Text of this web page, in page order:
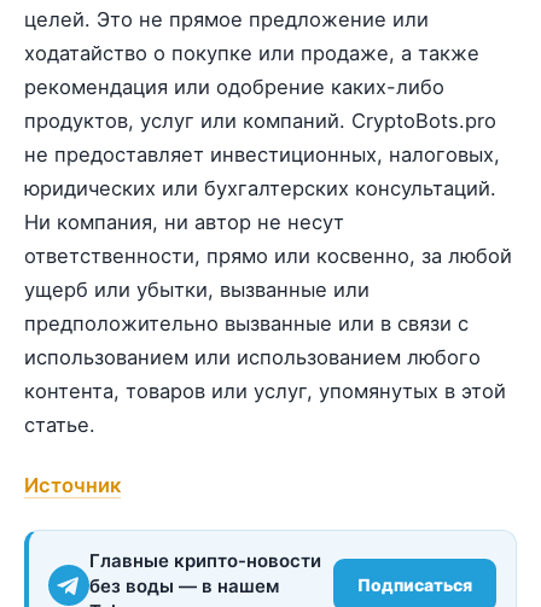
целей. Это не прямое предложение или
ходатайство о покупке или продаже, а также
рекомендация или одобрение каких-либо
продуктов, услуг или компаний. CryptoBots.pro
не предоставляет инвестиционных, налоговых,
юридических или бухгалтерских консультаций.
Ни компания, ни автор не несут
ответственности, прямо или косвенно, за любой
ущерб или убытки, вызванные или
предположительно вызванные или в связи с
использованием или использованием любого
контента, товаров или услуг, упомянутых в этой
статье.
Источник
Главные крипто-новости
без воды — в нашем
Подписаться